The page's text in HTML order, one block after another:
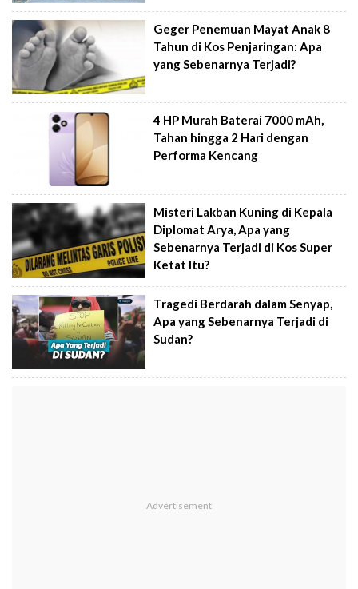
Geger Penemuan Mayat Anak 8
Tahun di Kos Penjaringan: Apa
yang Sebenarnya Terjadi?
4 HP Murah Baterai 7000 mAh,
Tahan hingga 2 Hari dengan
Performa Kencang
Misteri Lakban Kuning di Kepala
Diplomat Arya, Apa yang
Sebenarnya Terjadi di Kos Super
Ketat Itu?
Tragedi Berdarah dalam Senyap,
Apa yang Sebenarnya Terjadi di
Sudan?